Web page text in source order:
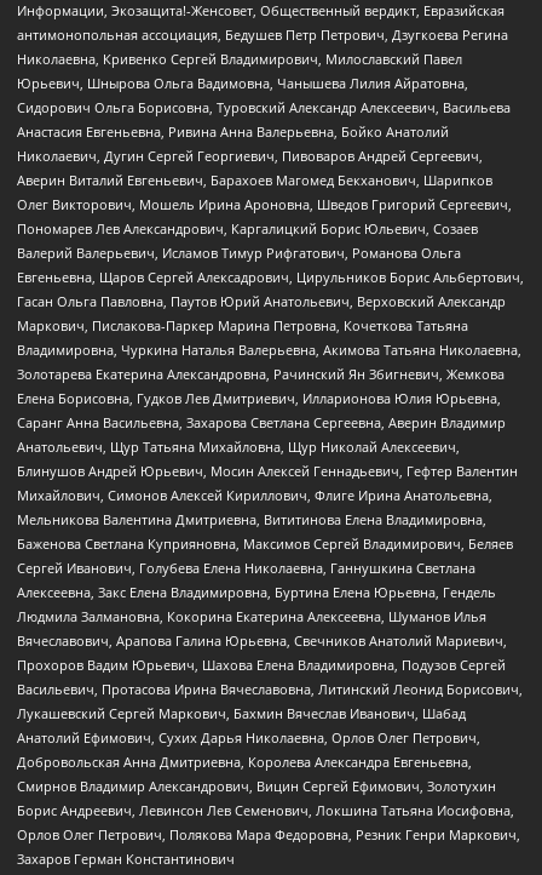
Информации, Экозащита!-Женсовет, Общественный вердикт, Евразийская
антимонопольная ассоциация, Бедушев Петр Петрович, Дзугкоева Регина
Николаевна, Кривенко Сергей Владимирович, Милославский Павел
Юрьевич, Шнырова Ольга Вадимовна, Чанышева Лилия Айратовна,
Сидорович Ольга Борисовна, Туровский Александр Алексеевич, Васильева
Анастасия Евгеньевна, Ривина Анна Валерьевна, Бойко Анатолий
Николаевич, Дугин Сергей Георгиевич, Пивоваров Андрей Сергеевич,
Аверин Виталий Евгеньевич, Барахоев Магомед Бекханович, Шарипков
Олег Викторович, Мошель Ирина Ароновна, Шведов Григорий Сергеевич,
Пономарев Лев Александрович, Каргалицкий Борис Юльевич, Созаев
Валерий Валерьевич, Исламов Тимур Рифгатович, Романова Ольга
Евгеньевна, Щаров Сергей Алексадрович, Цирульников Борис Альбертович,
Гасан Ольга Павловна, Паутов Юрий Анатольевич, Верховский Александр
Маркович, Пислакова-Паркер Марина Петровна, Кочеткова Татьяна
Владимировна, Чуркина Наталья Валерьевна, Акимова Татьяна Николаевна,
Золотарева Екатерина Александровна, Рачинский Ян Збигневич, Жемкова
Елена Борисовна, Гудков Лев Дмитриевич, Илларионова Юлия Юрьевна,
Саранг Анна Васильевна, Захарова Светлана Сергеевна, Аверин Владимир
Анатольевич, Щур Татьяна Михайловна, Щур Николай Алексеевич,
Блинушов Андрей Юрьевич, Мосин Алексей Геннадьевич, Гефтер Валентин
Михайлович, Симонов Алексей Кириллович, Флиге Ирина Анатольевна,
Мельникова Валентина Дмитриевна, Вититинова Елена Владимировна,
Баженова Светлана Куприяновна, Максимов Сергей Владимирович, Беляев
Сергей Иванович, Голубева Елена Николаевна, Ганнушкина Светлана
Алексеевна, Закс Елена Владимировна, Буртина Елена Юрьевна, Гендель
Людмила Залмановна, Кокорина Екатерина Алексеевна, Шуманов Илья
Вячеславович, Арапова Галина Юрьевна, Свечников Анатолий Мариевич,
Прохоров Вадим Юрьевич, Шахова Елена Владимировна, Подузов Сергей
Васильевич, Протасова Ирина Вячеславовна, Литинский Леонид Борисович,
Лукашевский Сергей Маркович, Бахмин Вячеслав Иванович, Шабад
Анатолий Ефимович, Сухих Дарья Николаевна, Орлов Олег Петрович,
Добровольская Анна Дмитриевна, Королева Александра Евгеньевна,
Смирнов Владимир Александрович, Вицин Сергей Ефимович, Золотухин
Борис Андреевич, Левинсон Лев Семенович, Локшина Татьяна Иосифовна,
Орлов Олег Петрович, Полякова Мара Федоровна, Резник Генри Маркович,
Захаров Герман Константинович